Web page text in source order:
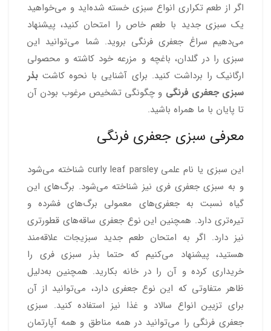
اگر از طعم تکراری انواع سبزی خسته شده‌اید و می‌خواهید
یک سبزی جدید با طعم خاص را امتحان کنید، پیشنهاد
می‌دهیم سراغ جعفری فرنگی بروید. شما می‌توانید این
سبزی را در گلدان، باغچه و مزرعه خود کاشته و محصولی
ارگانیک را برداشت کنید. برای آشنایی با نحوه کاشت بذر
سبزی جعفری فرنگی و چگونگی تشخیص مرغوب بودن آن
تا پایان با ما همراه باشید.
معرفی سبزی جعفری فرنگی
این سبزی یا نام علمی curly leaf parsley شناخته می‌شود
و به سبزی جعفری فری نیز شناخته می‌شود. برگ‌های این
گیاه نسبت به جعفری‌های معمولی برگ‌های فشرده و
تیره‌تری دارد. همچنین این نوع جعفری ساقه‌های قطورتری
نیز دارد. اگر به امتحان طعم جدید سبزیجات علاقه‌مند
هستید، پیشنهاد می‌کنیم که حتما بذر سبزی فری را
خریداری کرده و آن را در خانه بکارید. همچنین به‌دلیل
ظاهر متفاوتی که این نوع جعفری دارد، می‌توانید از آن
برای تزیین انواع سالاد و غذا نیز استفاده کنید. سبزی
جعفری فرنگی را می‌توانید در همه مناطق و همه آپارتمان